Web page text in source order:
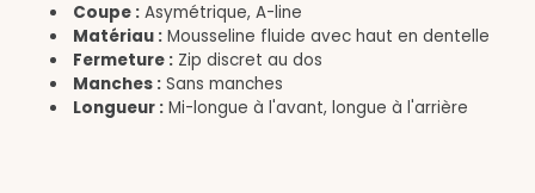
Coupe : Asymétrique, A-line
Matériau : Mousseline fluide avec haut en dentelle
Fermeture : Zip discret au dos
Manches : Sans manches
Longueur : Mi-longue à l'avant, longue à l'arrière